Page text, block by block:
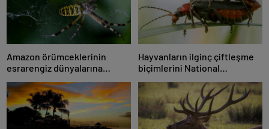
Amazon örümceklerinin
esrarengiz dünyalarına
gitmeye hazır olun.
Hayvanların ilginç çiftleşme
biçimlerini National
Geographic görüntüledi.